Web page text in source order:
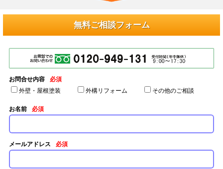
無料ご相談フォーム
お問合せ内容
必須
外壁・屋根塗装
外構リフォーム その他のご相談
お名前 必須
メールアドレス 必須